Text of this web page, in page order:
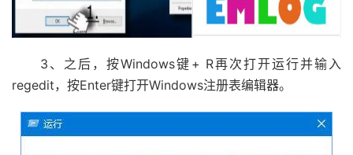
3、之后，按Windows键+ R再次打开运行并输入
regedit，按Enter键打开Windows注册表编辑器。